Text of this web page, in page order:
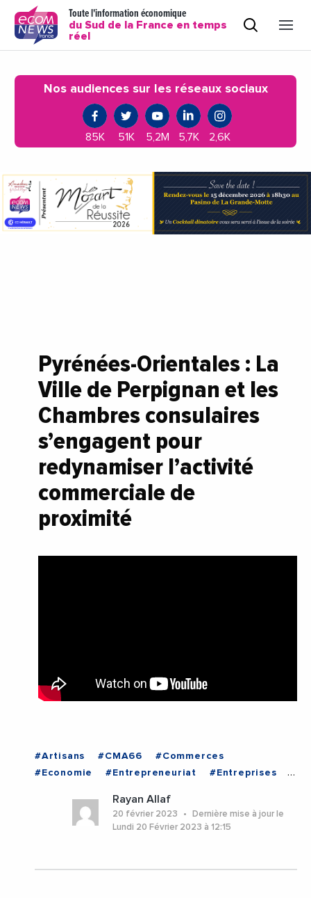
Toute l'information économique
du Sud de la France en temps
réel
Nos audiences sur les réseaux sociaux
85K 51K 5,2M 5,7K 2,6K
Pyrénées-Orientales : La
Ville de Perpignan et les
Chambres consulaires
s’engagent pour
redynamiser l’activité
commerciale de
proximité
#Artisans #CMA66
#Commerces
#Economie
#Entrepreneuriat
#Entreprises
#Occitanie
#Perpignan
Rayan Allaf
20 février 2023
Dernière mise à jour le
Lundi 20 Février 2023 à 12:15